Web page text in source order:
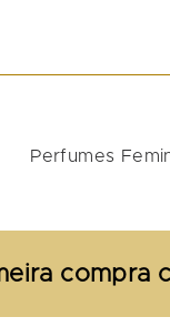
Perfumes
compra